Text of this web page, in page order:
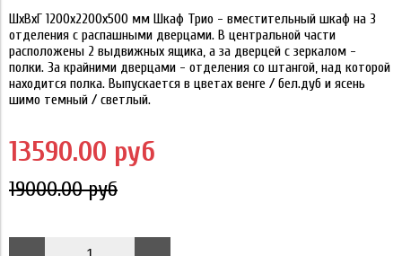
ШхВхГ 1200х2200х500 мм Шкаф Трио - вместительный шкаф на 3
отделения с распашными дверцами. В центральной части
расположены 2 выдвижных ящика, а за дверцей с зеркалом -
полки. За крайними дверцами - отделения со штангой, над которой
находится полка. Выпускается в цветах венге / бел.дуб и ясень
шимо темный / светлый.
13590.00 руб
19000.00 руб